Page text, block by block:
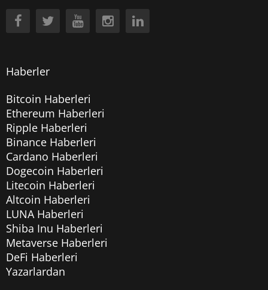
Haberler
Bitcoin Haberleri
Ethereum Haberleri
Ripple Haberleri
Binance Haberleri
Cardano Haberleri
Dogecoin Haberleri
Litecoin Haberleri
Altcoin Haberleri
LUNA Haberleri
Shiba Inu Haberleri
Metaverse Haberleri
DeFi Haberleri
Yazarlardan